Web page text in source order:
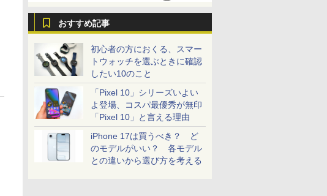
おすすめ記事
初心者の方におくる、スマー
トウォッチを選ぶときに確認
したい10のこと
「Pixel 10」シリーズいよい
よ登場、コスパ最優秀が無印
「Pixel 10」と言える理由
iPhone 17は買うべき？ ど
のモデルがいい？ 各モデル
との違いから選び方を考える